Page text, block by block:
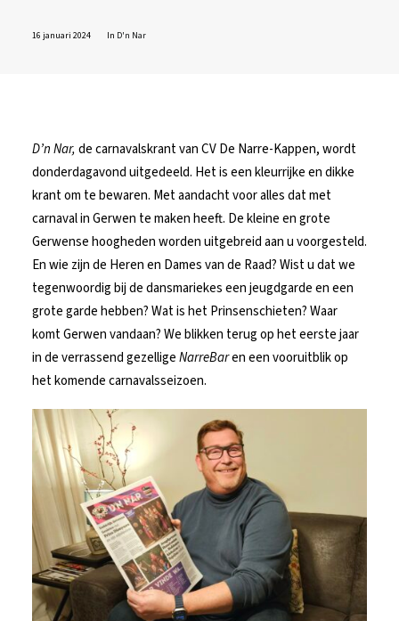
16 januari 2024 In D'n Nar
D’n Nar,de carnavalskrant van CV De Narre-Kappen, wordt
donderdagavond uitgedeeld. Het is een kleurrijke en dikke
krant om te bewaren. Met aandacht voor alles dat met
carnaval in Gerwen te maken heeft. De kleine en grote
Gerwense hoogheden worden uitgebreid aan u voorgesteld.
En wie zijn de Heren en Dames van de Raad? Wist u dat we
tegenwoordig bij de dansmariekes een jeugdgarde en een
grote garde hebben? Wat is het Prinsenschieten? Waar
komt Gerwen vandaan? We blikken terug op het eerste jaar
in de verrassend gezelligeNarreBaren een vooruitblik op
het komende carnavalsseizoen.